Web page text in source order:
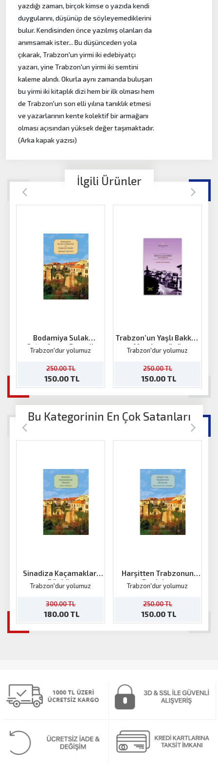
yazdığı zaman, birçok kimse o yazıda kendi
duygularını, düşünüp de söyleyemediklerini
bulur. Kendisinden önce yazılmış olanları da
anımsamak ister... Bu düşünceden yola
çıkarak, Trabzon'un yirmi iki edebiyatçı
yazarı, yine Trabzon'un yirmi iki semtini
kaleme alındı. Okurla aynı zamanda buluşan
bu yirmi iki kitaplık dizi hem bir ilk olması hem
de Trabzon'un son elli yılına tanıklık etmesi
ve yazarlarının kente kolektif bir armağanı
olması açısından yüksek değer taşımaktadır.
(Arka kapak yazısı)
İlgili Ürünler
Bodamiya Sulak
Coğrafya ve Derecik
Vadisi
Trabzon'dur yolumuz
250.00 TL
150.00 TL
Trabzon’un Yaşlı Bakkalı
Mumhaneönü
Trabzon'dur yolumuz
250.00 TL
150.00 TL
Bu Kategorinin En Çok Satanları
Sinadiza Kaçamakları
Düzköy
Trabzon'dur yolumuz
300.00 TL
180.00 TL
Harşitten Trabzonun
Denizine
Trabzon'dur yolumuz
250.00 TL
150.00 TL